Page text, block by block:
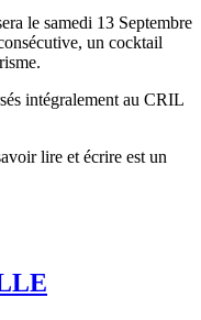
le samedi 13 Septembre
un cocktail
intégralement au CRIL
lire et écrire est un